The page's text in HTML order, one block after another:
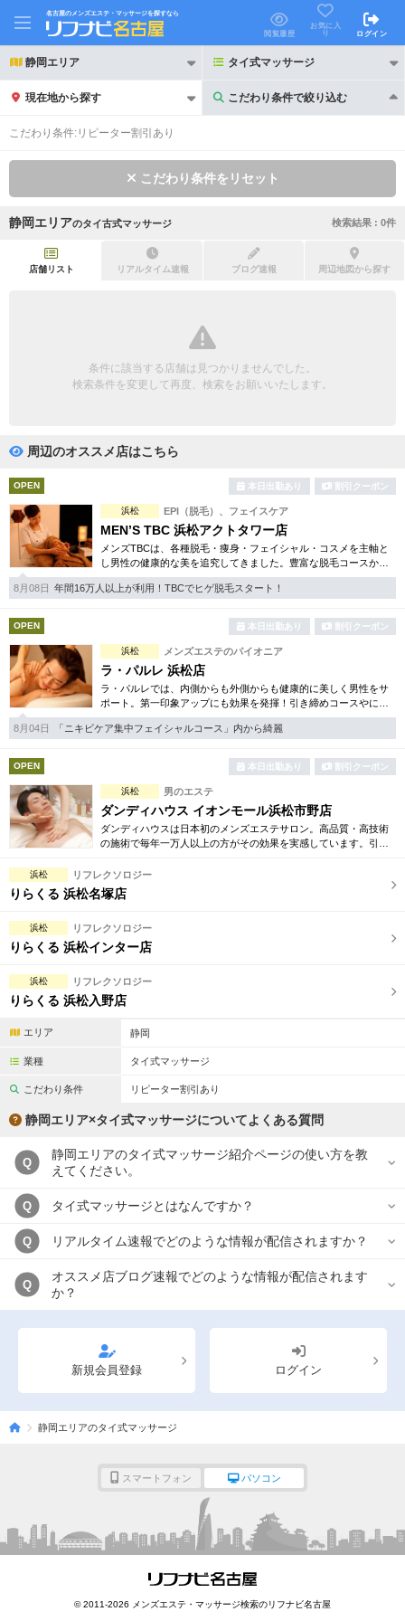
名古屋のメンズエステ・マッサージを探すなら
閲覧履歴
お気に入
り
ログイン
静岡エリア タイ式マッサージ
現在地から探す こだわり条件で絞り込む
こだわり条件で絞り込む
初回割引あり リピーター割引あり
団体様歓迎
ペアルームあり
フットバスあり 岩盤浴あり
専用駐車場あり 有資格者在籍
日本人スタッフのみ 女性スタッフのみ
スタッフ指名可 Ｗセラピスト
駅から徒歩5分以内
こだわり条件を変更
閉じる
こだわり条件: リピーター割引あり
こだわり条件をリセット
静岡エリアのタイ古式マッサージ 検索結果 : 0件
店舗リスト リアルタイム速報 ブログ速報 周辺地図から探す
条件に該当する店舗は見つかりませんでした。
検索条件を変更して再度、検索をお願いいたします。
周辺のオススメ店はこちら
OPEN 本日出勤あり 割引クーポン
浜松 EPI（脱毛）、フェイスケア
MEN’S TBC 浜松アクトタワー店
メンズTBCは、各種脱毛・痩身・フェイシャル・コスメを主軸と
し男性の健康的な美を追究してきました。豊富な脱毛コースから
フェイシャル、ダイエット等幅広いメニューを取り揃えていま
す。初回割引コースも多彩。
8月08日 年間16万人以上が利用！TBCでヒゲ脱毛スタート！
OPEN 本日出勤あり 割引クーポン
浜松 メンズエステのパイオニア
ラ・パルレ 浜松店
ラ・パルレでは、内側からも外側からも健康的に美しく男性をサ
ポート。第一印象アップにも効果を発揮！引き締めコースやにき
び内外コース、アロマトリートメント等多彩なメニューをご用
意。まずは体験から是非。
8月04日 「ニキビケア集中フェイシャルコース」内から綺麗
OPEN 本日出勤あり 割引クーポン
浜松 男のエステ
ダンディハウス イオンモール浜松市野店
ダンディハウスは日本初のメンズエステサロン。高品質・高技術
の施術で毎年一万人以上の方がその効果を実感しています。引き
に取り揃えています。
浜松 リフレクソロジー
りらくる 浜松名塚店
浜松 リフレクソロジー
りらくる 浜松インター店
浜松 リフレクソロジー
りらくる 浜松入野店
エリア 静岡
業種 タイ式マッサージ
こだわり条件 リピーター割引あり
静岡エリア×タイ式マッサージについてよくある質問
Q
静岡エリアのタイ式マッサージ紹介ページの使い方を教
えてください。
Q タイ式マッサージとはなんですか？
Q リアルタイム速報でどのような情報が配信されますか？
Q
オススメ店ブログ速報でどのような情報が配信されます
か？
新規会員登録 ログイン
静岡エリアのタイ式マッサージ
スマートフォン パソコン
© 2011-2026 メンズエステ・マッサージ検索のリフナビ名古屋